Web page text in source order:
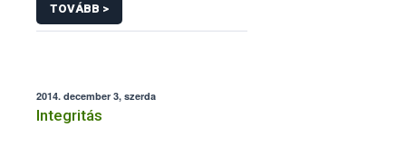
TOVÁBB >
2014. december 3, szerda
Integritás